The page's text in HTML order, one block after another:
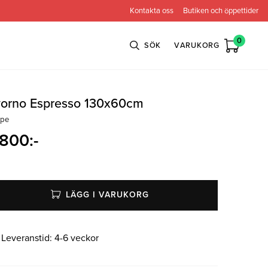
Kontakta oss Butiken och öppettider
SÖK VARUKORG 0
Neiser
Espresso 130x60cm
:-
LÄGG I VARUKORG
Leveranstid: 4-6 veckor